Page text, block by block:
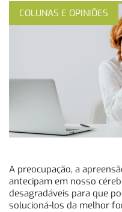
COLUNAS E OPINIÕES
A preocupação, a
antecipam em nosso
desagradáveis para que
solucioná-los da melhor